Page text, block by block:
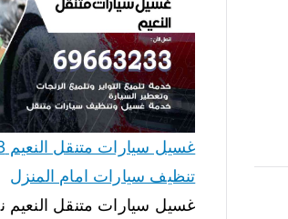
تنظيف سيارات امام المنزل
غسيل سيارات متنقل النعيم